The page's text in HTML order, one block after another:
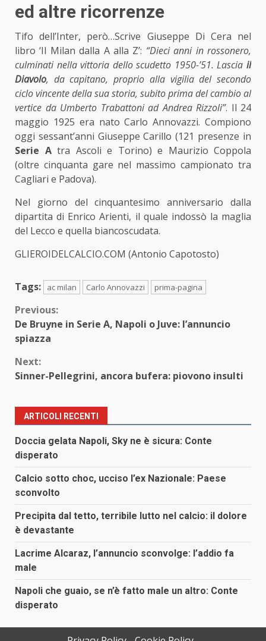
ed altre ricorrenze
Tifo dell’Inter, però…Scrive Giuseppe Di Cera nel
libro ‘Il Milan dalla A alla Z’: “Dieci anni in rossonero,
culminati nella vittoria dello scudetto 1950-’51. Lascia il
Diavolo, da capitano, proprio alla vigilia del secondo
ciclo vincente della sua storia, subito prima del cambio al
vertice da Umberto Trabattoni ad Andrea Rizzoli”. Il 24
maggio 1925 era nato Carlo Annovazzi. Compiono
oggi sessant’anni Giuseppe Carillo (121 presenze in
Serie Atra Ascoli e Torino) e Maurizio Coppola
(oltre cinquanta gare nel massimo campionato tra
Cagliari e Padova).
Nel giorno del cinquantesimo anniversario dalla
dipartita di Enrico Arienti, il quale indossò la maglia
del Lecco e quella biancoscudata.
GLIEROIDELCALCIO.COM (Antonio Capotosto)
Tags: ac milan Carlo Annovazzi prima-pagina
Continue
Reading
Previous:
De Bruyne in Serie A, Napoli o Juve: l’annuncio
spiazza
Next:
Sinner-Pellegrini, ancora bufera: piovono insulti
ARTICOLI RECENTI
Doccia gelata Napoli, Sky ne è sicura: Conte
disperato
Calcio sotto choc, ucciso l’ex Nazionale: Paese
sconvolto
Precipita dal tetto, terribile lutto nel calcio: il dolore
è devastante
Lacrime Alcaraz, l’annuncio sconvolge: l’addio fa
male
Napoli che guaio, se n’è fatto male un altro: Conte
disperato